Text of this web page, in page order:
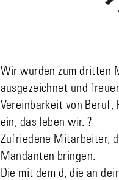
Wir wurden zum dritten
ausgezeichnet und
Vereinbarkeit von Beruf,
ein, das leben wir. ?
Zufriedene Mitarbeiter,
Mandanten bringen.
Die mit dem d, die an